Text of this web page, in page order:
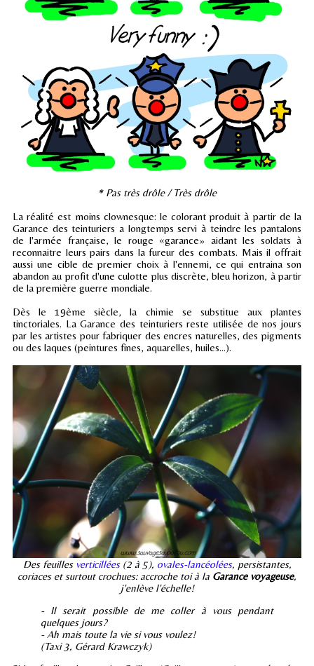
* Pas très drôle / Très drôle
La réalité est moins clownesque: le colorant produit à partir de la
Garance des teinturiers a longtemps servi à teindre les pantalons
de l'armée française, le rouge «garance» aidant les soldats à
reconnaitre leurs pairs dans la fureur des combats. Mais il offrait
aussi une cible de premier choix à l'ennemi, ce qui entraina son
abandon au profit d'une culotte plus discrète, bleu horizon, à partir
de la première guerre mondiale.
Dès le 19ème siècle, la chimie se substitue aux plantes
tinctoriales. La Garance des teinturiers reste utilisée de nos jours
par les artistes pour fabriquer des encres naturelles, des pigments
ou des laques (peintures fines, aquarelles, huiles…).
Des feuilles verticillées(2 à 5), ovales-lancéolées, persistantes,
coriaces et surtout crochues: accroche toi à la Garance voyageuse,
j'enlève l'échelle!
- Il serait possible de me coller à vous pendant
quelques jours?
- Ah mais toute la vie si vous voulez!
(Taxi 3, Gérard Krawczyk)